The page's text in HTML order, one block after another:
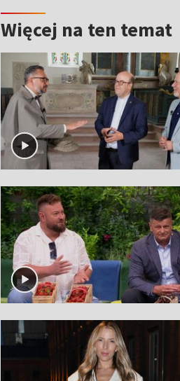
Więcej na ten temat